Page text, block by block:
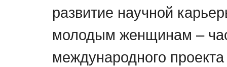
развитие научной
молодым женщинам –
международного